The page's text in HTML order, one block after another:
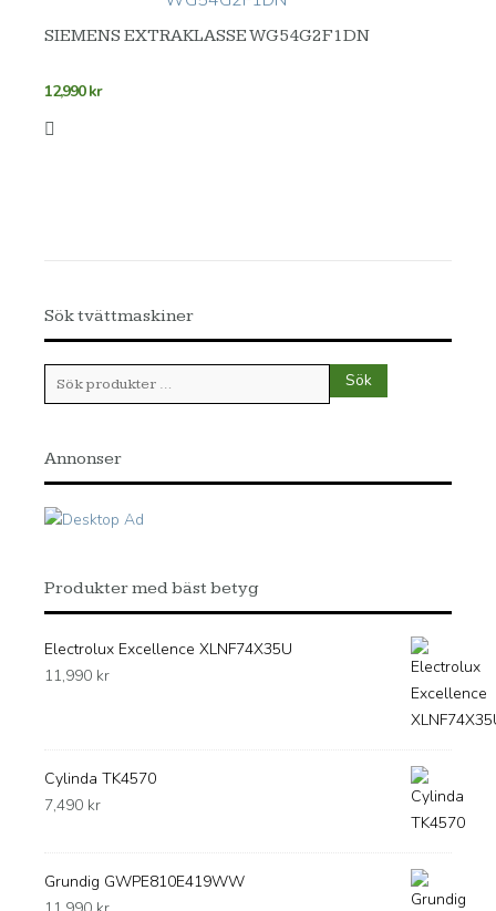
SIEMENS EXTRAKLASSE WG54G2F1DN
12,990kr
Sök tvättmaskiner
Sök
efter:
Sök
Annonser
Produkter med bäst betyg
Electrolux Excellence XLNF74X35U
11,990 kr
Cylinda TK4570
7,490 kr
Grundig GWPE810E419WW